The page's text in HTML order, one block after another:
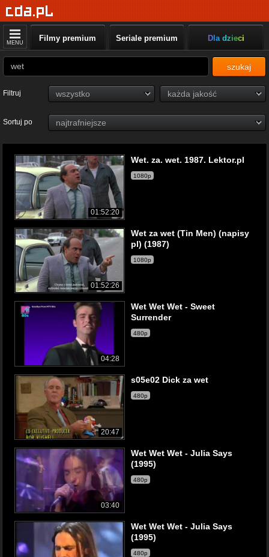
MENU Filmy premium Seriale premium Dla dzieci
szukaj
Filtruj
Sortuj po
01:52:20
Wet. za. wet. 1987. Lektor.pl
1080p
01:52:26
Wet za wet (Tin Men) (napisy
pl) (1987)
1080p
04:28
Wet Wet Wet - Sweet
Surrender
480p
20:47
s05e02 Dick za wet
480p
03:40
Wet Wet Wet - Julia Says
(1995)
480p
Wet Wet Wet - Julia Says
(1995)
480p